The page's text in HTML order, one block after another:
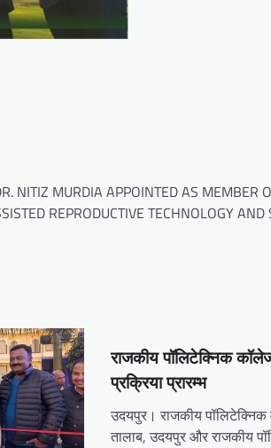
NITIZ MURDIA APPOINTED AS MEMBER
REPRODUCTIVE TECHNOLOGY AND
राजकीय पॉलिटेक्निक
प्रक्रिया प्रारम्भ
उदयपुर। राजकीय पॉलिटेक्निक
तालाब, उदयपुर और राजकीय